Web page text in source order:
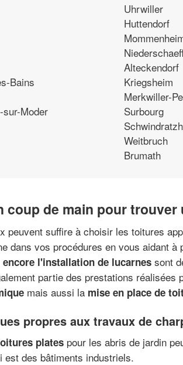
Bains
sur-Moder
Uhrwiller
Huttendorf
Alteckendorf
Kriegsheim
Merkwiller-
Surbourg
Weitbruch
Brumath
coup de main pour
peuvent suffire à choisir les toitures
dans vos procédures en vous aidant
encore l'installation de lucarnes sont
partie des prestations
mais aussi la mise en place de
propres aux travaux de
plates pour les abris de jardin
est des bâtiments industriels.